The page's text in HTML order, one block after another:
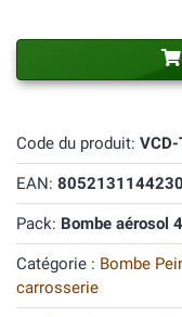
Code du produit: VCD-
EAN: 8052131144230
Pack: Bombe aérosol
Catégorie : Bombe
carrosserie